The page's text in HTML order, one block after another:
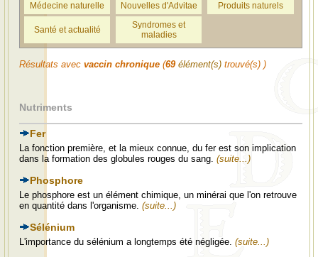
Médecine naturelle Nouvelles d'Advitae Produits naturels
Santé et actualité
Syndromes et
maladies
Résultats avec vaccin chronique (69 élément(s) trouvé(s) )
Nutriments
Fer
La fonction première, et la mieux connue, du fer est son implication
dans la formation des globules rouges du sang. (suite...)
Phosphore
Le phosphore est un élément chimique, un minérai que l'on retrouve
en quantité dans l'organisme. (suite...)
Sélénium
L'importance du sélénium a longtemps été négligée. (suite...)